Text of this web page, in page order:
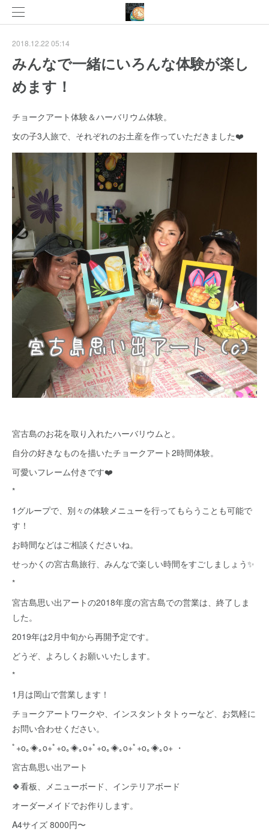
2018.12.22 05:14
みんなで一緒にいろんな体験が楽し
めます！
チョークアート体験＆ハーバリウム体験。
女の子3人旅で、それぞれのお土産を作っていただきました❤️
宮古島のお花を取り入れたハーバリウムと。
自分の好きなものを描いたチョークアート2時間体験。
可愛いフレーム付きです❤️
*
1グループで、別々の体験メニューを行ってもらうことも可能で
す！
お時間などはご相談くださいね。
せっかくの宮古島旅行、みんなで楽しい時間をすごしましょう✨
*
宮古島思い出アートの2018年度の宮古島での営業は、終了しま
した。
2019年は2月中旬から再開予定です。
どうぞ、よろしくお願いいたします。
*
1月は岡山で営業します！
チョークアートワークや、インスタントタトゥーなど、お気軽に
お問い合わせください。
ﾟ+o｡◈｡o+ﾟ+o｡◈｡o+ﾟ+o｡◈｡o+ﾟ+o｡◈｡o+ ・
宮古島思い出アート
🍀看板、メニューボード、インテリアボード
オーダーメイドでお作りします。
A4サイズ 8000円〜